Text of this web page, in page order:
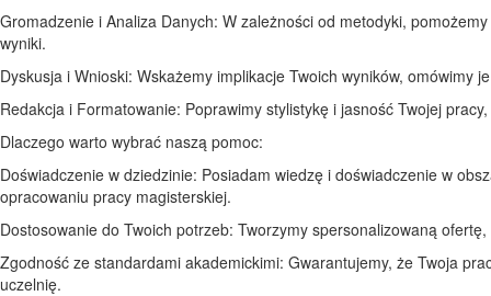
Gromadzenie i Analiza Danych: W zależności od metodyki,
wyniki.
Dyskusja i Wnioski: Wskażemy implikacje Twoich wyników,
Redakcja i Formatowanie: Poprawimy stylistykę i jasność Twojej
Dlaczego warto wybrać naszą pomoc:
Doświadczenie w dziedzinie: Posiadam wiedzę i doświadczenie w
opracowaniu pracy magisterskiej.
Dostosowanie do Twoich potrzeb: Tworzymy spersonalizowaną
Zgodność ze standardami akademickimi: Gwarantujemy, że Twoja
uczelnię.